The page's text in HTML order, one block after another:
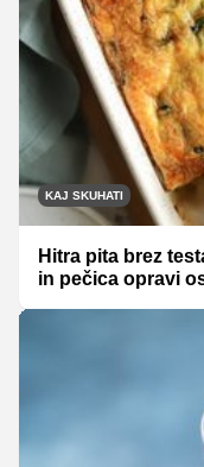
KAJ SKUHATI
Hitra pita brez
in pečica opravi